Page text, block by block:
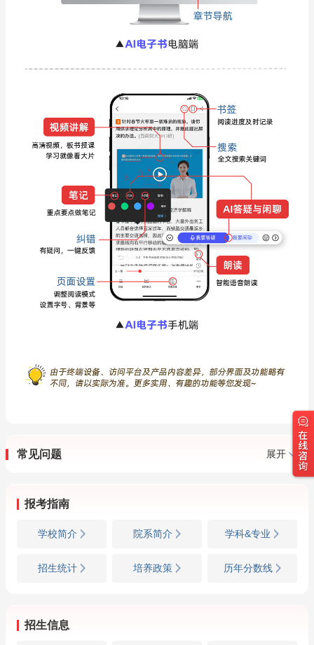
常见问题 展开
报考指南
学校简介 院系简介 学科&专业
招生统计 培养政策 历年分数线
招生信息